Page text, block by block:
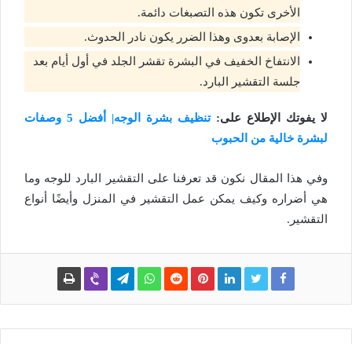
الأخرى تكون هذه التصبغات دائمة.
الإصابة بعدوى وهذا الضرر يكون نادر الحدوث.
الانتفاخ الخفيف في البشرة تقشر الجلد في أول أيام بعد
جلسة التقشير البارد.
لا يفوتك الإطلاع على:
تنظيف بشرة الوجه| أفضل 5 وصفات
لبشرة خالية من الحبوب
وفي هذا المقال نكون قد تعرفنا على التقشير البارد للوجه وما
هي أضراره وكيف يمكن عمل التقشير في المنزل وأيضًا أنواع
التقشير.